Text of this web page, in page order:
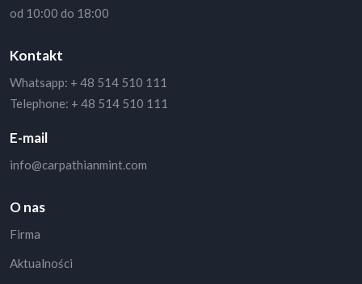
od 10:00 do 18:00
Kontakt
Whatsapp: + 48 514 510 111
Telephone: + 48 514 510 111
E-mail
info@carpathianmint.com
O nas
Firma
Aktualności